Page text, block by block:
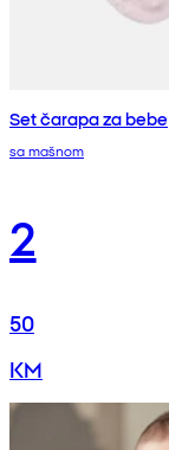
Set čarapa za bebe
sa mašnom
2
50
KM